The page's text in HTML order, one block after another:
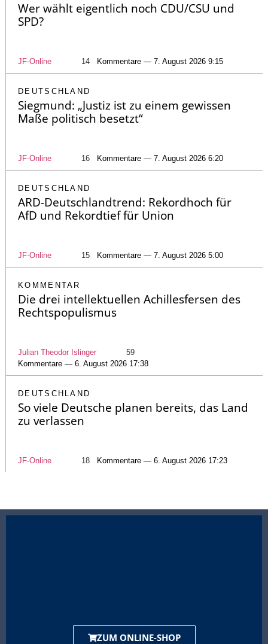
Wer wählt eigentlich noch CDU/CSU und
SPD?
JF-Online 14 Kommentare — 7. August 2026 9:15
DEUTSCHLAND
Siegmund: „Justiz ist zu einem gewissen
Maße politisch besetzt“
JF-Online 16 Kommentare — 7. August 2026 6:20
DEUTSCHLAND
ARD-Deutschlandtrend: Rekordhoch für
AfD und Rekordtief für Union
JF-Online 15 Kommentare — 7. August 2026 5:00
KOMMENTAR
Die drei intellektuellen Achillesfersen des
Rechtspopulismus
Julian Theodor Islinger
59
Kommentare — 6. August 2026 17:38
DEUTSCHLAND
So viele Deutsche planen bereits, das Land
zu verlassen
JF-Online 18 Kommentare — 6. August 2026 17:23
ZUM ONLINE-SHOP